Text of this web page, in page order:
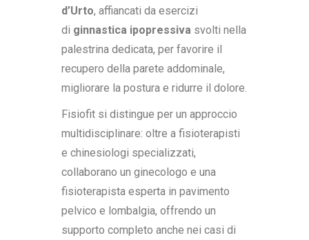
d’Urto, affiancati da esercizi
di ginnastica ipopressiva svolti nella
palestrina dedicata, per favorire il
recupero della parete addominale,
migliorare la postura e ridurre il dolore.
Fisiofit si distingue per un approccio
multidisciplinare: oltre a fisioterapisti
e chinesiologi specializzati,
collaborano un ginecologo e una
fisioterapista esperta in pavimento
pelvico e lombalgia, offrendo un
supporto completo anche nei casi di